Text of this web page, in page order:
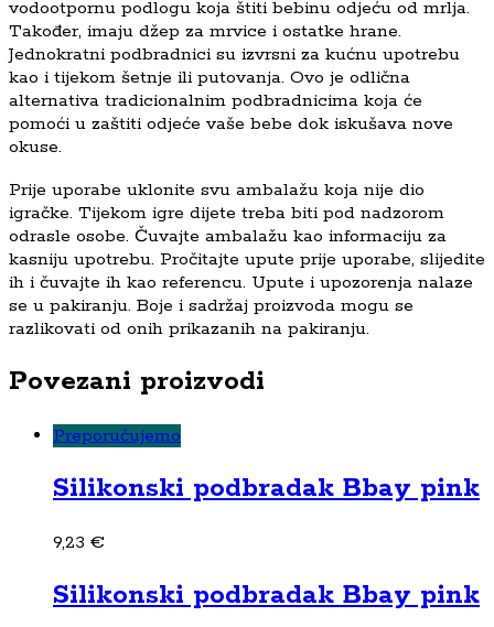
vodootpornu podlogu koja štiti bebinu odjeću od mrlja.
Također, imaju džep za mrvice i ostatke hrane.
Jednokratni podbradnici su izvrsni za kućnu upotrebu
kao i tijekom šetnje ili putovanja. Ovo je odlična
alternativa tradicionalnim podbradnicima koja će
pomoći u zaštiti odjeće vaše bebe dok iskušava nove
okuse.
Prije uporabe uklonite svu ambalažu koja nije dio
igračke. Tijekom igre dijete treba biti pod nadzorom
odrasle osobe. Čuvajte ambalažu kao informaciju za
kasniju upotrebu. Pročitajte upute prije uporabe, slijedite
ih i čuvajte ih kao referencu. Upute i upozorenja nalaze
se u pakiranju. Boje i sadržaj proizvoda mogu se
razlikovati od onih prikazanih na pakiranju.
Povezani proizvodi
Preporučujemo
Silikonski podbradak Bbay pink
9,23 €
Silikonski podbradak Bbay pink